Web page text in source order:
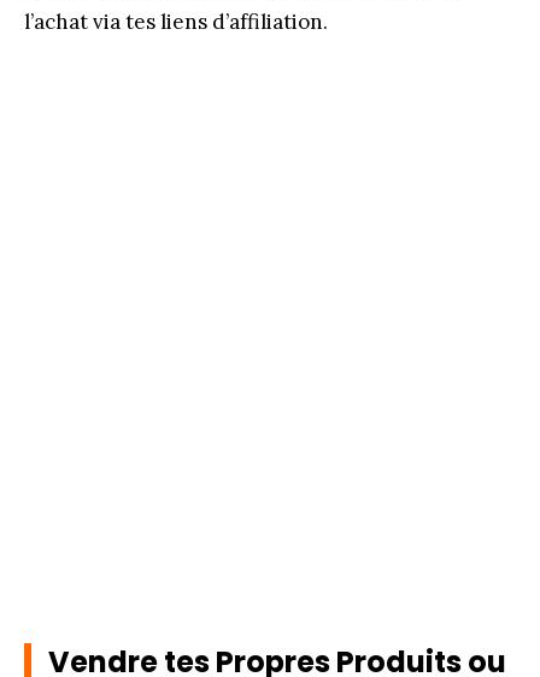
l’achat via tes liens d’affiliation.
Vendre tes Propres Produits ou